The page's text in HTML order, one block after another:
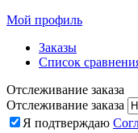
Мой профиль
Заказы
Список
Отслеживание заказа
Отслеживание заказа
Я подтверждаю